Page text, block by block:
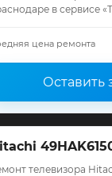
в сервисе
запчасти и
цена ремонта
Оставить
телевизора